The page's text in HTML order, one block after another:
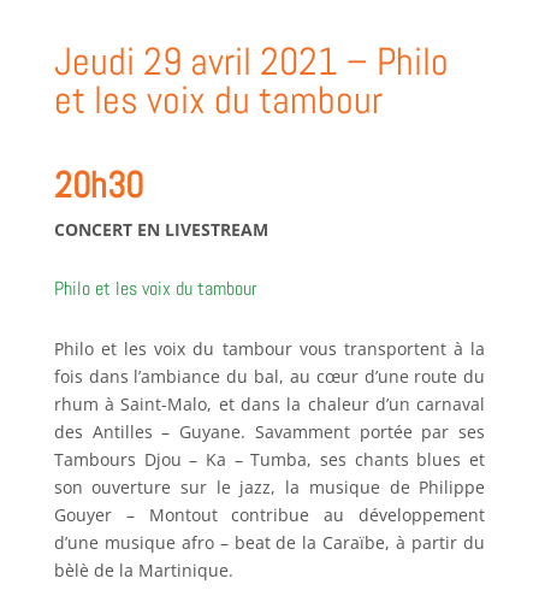
Jeudi 29 avril 2021 – Philo
et les voix du tambour
20h30
CONCERT EN LIVESTREAM
Philo et les voix du tambour
Philo et les voix du tambour vous transportent à la
fois dans l’ambiance du bal, au cœur d’une route du
rhum à Saint-Malo, et dans la chaleur d’un carnaval
des Antilles – Guyane. Savamment portée par ses
Tambours Djou – Ka – Tumba, ses chants blues et
son ouverture sur le jazz, la musique de Philippe
Gouyer – Montout contribue au développement
d’une musique afro – beat de la Caraïbe, à partir du
bèlè de la Martinique.